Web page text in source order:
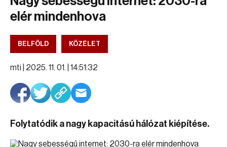
elér mindenhova
BELFÖLD KÖZÉLET
mti | 2025. 11. 01. | 14:51:32
Folytatódik a nagy kapacitású hálózat kiépítése.